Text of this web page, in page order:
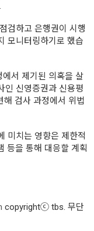
검하고 은행권이 시행
모니터링하기로 했습
서 제기된 의혹을 살
인 신영증권과 신용평
검사 과정에서 위법
미치는 영향은 제한적
등을 통해 대응할 계획
copyrightⓒ tbs. 무단